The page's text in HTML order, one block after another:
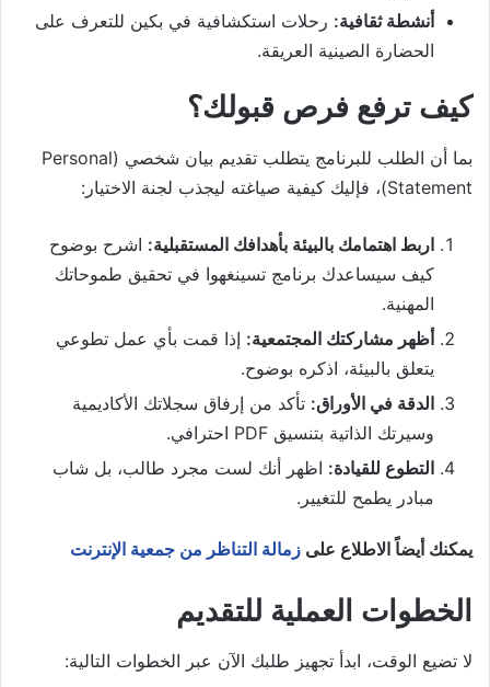
أنشطة ثقافية: رحلات استكشافية في بكين للتعرف على
الحضارة الصينية العريقة.
كيف ترفع فرص قبولك؟
بما أن الطلب للبرنامج يتطلب تقديم بيان شخصي (Personal
Statement)، فإليك كيفية صياغته ليجذب لجنة الاختيار:
اربط اهتمامك بالبيئة بأهدافك المستقبلية: اشرح بوضوح
كيف سيساعدك برنامج تسينغهوا في تحقيق طموحاتك
المهنية.
أظهر مشاركتك المجتمعية: إذا قمت بأي عمل تطوعي
يتعلق بالبيئة، اذكره بوضوح.
الدقة في الأوراق: تأكد من إرفاق سجلاتك الأكاديمية
وسيرتك الذاتية بتنسيق PDF احترافي.
التطوع للقيادة: اظهر أنك لست مجرد طالب، بل شاب
مبادر يطمح للتغيير.
يمكنك أيضاً الاطلاع على زمالة التناظر من جمعية الإنترنت
الخطوات العملية للتقديم
لا تضيع الوقت، ابدأ تجهيز طلبك الآن عبر الخطوات التالية: